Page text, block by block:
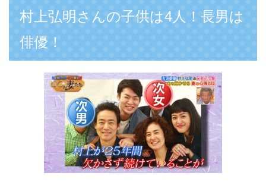
村上弘明さんの子供は4人！長男は
俳優！